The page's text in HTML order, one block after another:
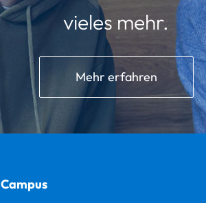
vieles mehr.
Mehr erfahren
Campus